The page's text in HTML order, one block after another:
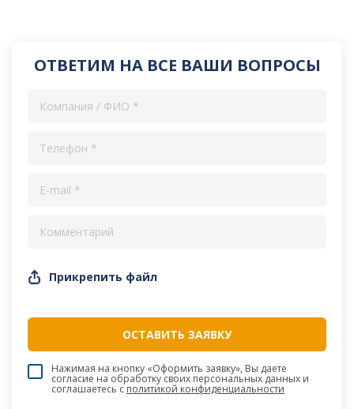
ОТВЕТИМ НА ВСЕ ВАШИ ВОПРОСЫ
Прикрепить файл
Нажимая на кнопку «Оформить заявку», Вы даете
согласие на обработку своих персональных данных и
соглашаетесь cполитикой конфиденциальности